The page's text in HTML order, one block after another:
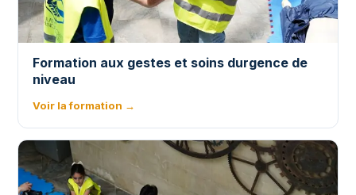
Formation aux gestes et soins durgence de
niveau
Voir la formation →